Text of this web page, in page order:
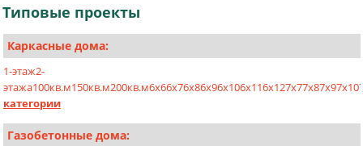
Типовые проекты
Каркасные дома:
1-этаж2-
этажа100кв.м150кв.м200кв.м6х66х76х86х96х106х116х127х77х87х97х10
категории
Газобетонные дома: